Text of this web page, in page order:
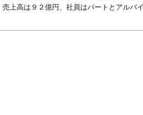
上高は９２億円、社員はパートとアルバ